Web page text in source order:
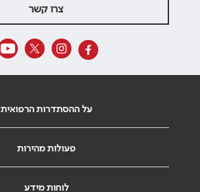
צרו קשר
על ההסתדרות הרפואית
פעולות מהירות
לוחות מידע